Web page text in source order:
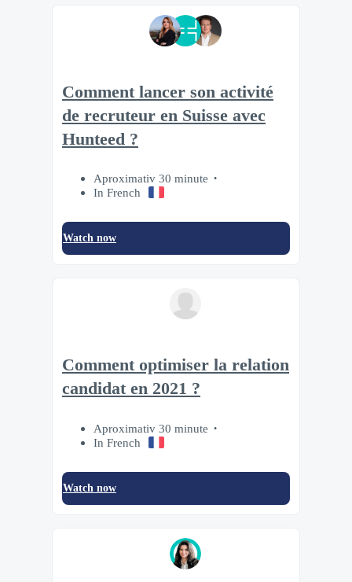
Comment lancer son activité
de recruteur en Suisse avec
Hunteed ?
Aproximativ 30 minute
In French
Watch now
Comment optimiser la relation
candidat en 2021 ?
Aproximativ 30 minute
In French
Watch now